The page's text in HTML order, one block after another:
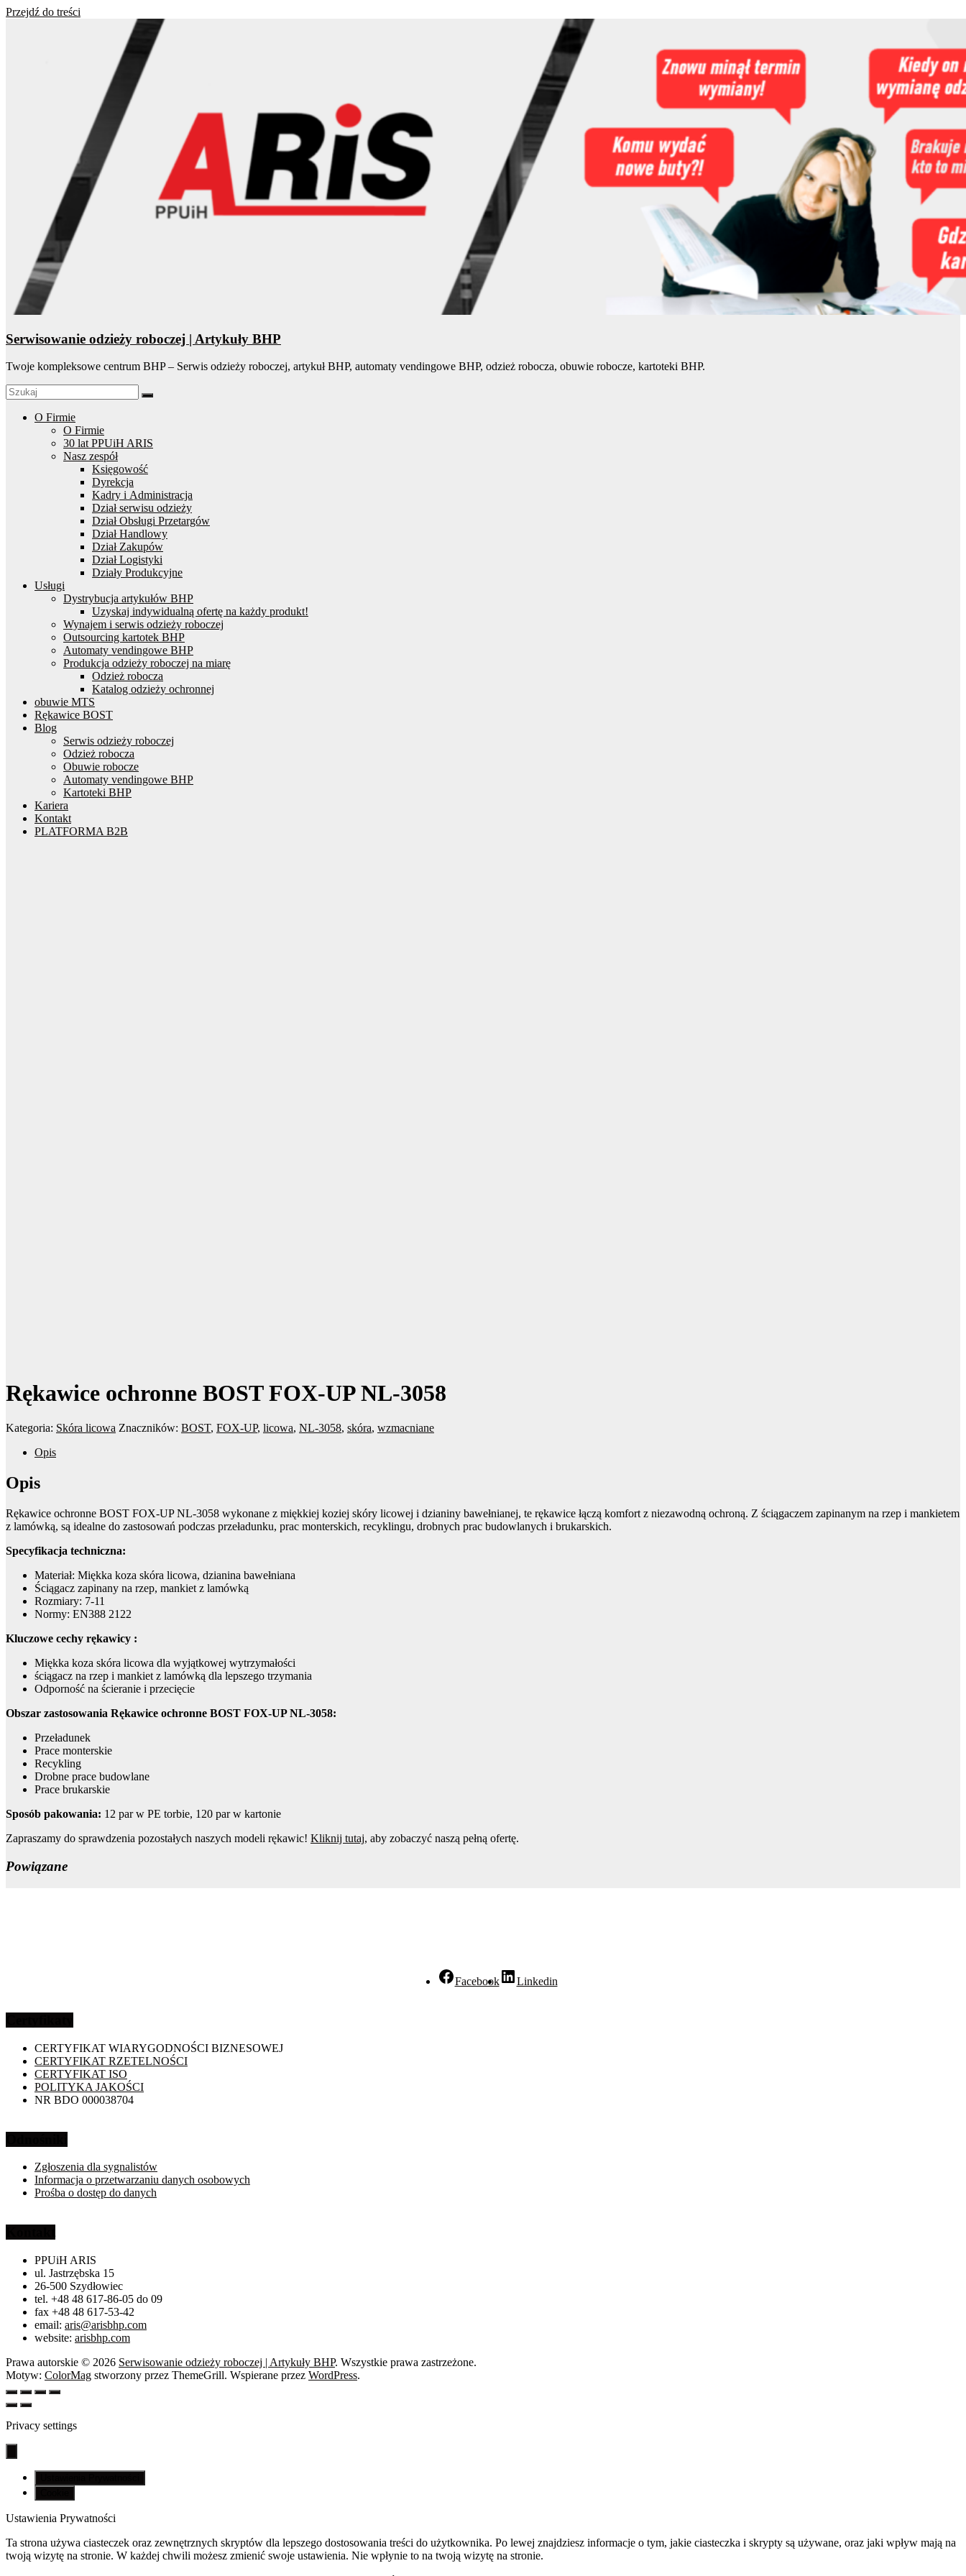
Przejdź do treści
Serwisowanie odzieży roboczej | Artykuły BHP
Twoje kompleksowe centrum BHP – Serwis odzieży roboczej, artykuł BHP, automaty vendingowe BHP, odzież robocza, obuwie robocze, kartoteki BHP.
O Firmie
O Firmie
30 lat PPUiH ARIS
Nasz zespół
Księgowość
Dyrekcja
Kadry i Administracja
Dział serwisu odzieży
Dział Obsługi Przetargów
Dział Handlowy
Dział Zakupów
Dział Logistyki
Działy Produkcyjne
Usługi
Dystrybucja artykułów BHP
Uzyskaj indywidualną ofertę na każdy produkt!
Wynajem i serwis odzieży roboczej
Outsourcing kartotek BHP
Automaty vendingowe BHP
Produkcja odzieży roboczej na miarę
Odzież robocza
Katalog odzieży ochronnej
obuwie MTS
Rękawice BOST
Blog
Serwis odzieży roboczej
Odzież robocza
Obuwie robocze
Automaty vendingowe BHP
Kartoteki BHP
Kariera
Kontakt
PLATFORMA B2B
Rękawice ochronne BOST FOX-UP NL-3058
Kategoria: Skóra licowa Znaczników: BOST, FOX-UP, licowa, NL-3058, skóra, wzmacniane
Opis
Opis
Rękawice ochronne BOST FOX-UP NL-3058 wykonane z miękkiej koziej skóry licowej i dzianiny bawełnianej, te rękawice łączą komfort z niezawodną ochroną. Z ściągaczem zapinanym na rzep i mankietem
z lamówką, są idealne do zastosowań podczas przeładunku, prac monterskich, recyklingu, drobnych prac budowlanych i brukarskich.
Specyfikacja techniczna:
Materiał: Miękka koza skóra licowa, dzianina bawełniana
Ściągacz zapinany na rzep, mankiet z lamówką
Rozmiary: 7-11
Normy: EN388 2122
Kluczowe cechy rękawicy :
Miękka koza skóra licowa dla wyjątkowej wytrzymałości
ściągacz na rzep i mankiet z lamówką dla lepszego trzymania
Odporność na ścieranie i przecięcie
Obszar zastosowania Rękawice ochronne BOST FOX-UP NL-3058:
Przeładunek
Prace monterskie
Recykling
Drobne prace budowlane
Prace brukarskie
Sposób pakowania: 12 par w PE torbie, 120 par w kartonie
Zapraszamy do sprawdzenia pozostałych naszych modeli rękawic! Kliknij tutaj, aby zobaczyć naszą pełną ofertę.
Powiązane
Facebook Linkedin
CERTYFIKAT WIARYGODNOŚCI BIZNESOWEJ
CERTYFIKAT RZETELNOŚCI
CERTYFIKAT ISO
POLITYKA JAKOŚCI
NR BDO 000038704
Zgłoszenia dla sygnalistów
Informacja o przetwarzaniu danych osobowych
Prośba o dostęp do danych
PPUiH ARIS
ul. Jastrzębska 15
26-500 Szydłowiec
tel. +48 48 617-86-05 do 09
fax +48 48 617-53-42
email: aris@arisbhp.com
website: arisbhp.com
Prawa autorskie © 2026 Serwisowanie odzieży roboczej | Artykuły BHP. Wszystkie prawa zastrzeżone.
Motyw: ColorMag stworzony przez ThemeGrill. Wspierane przez WordPress.
Privacy settings
Ustawienia Prywatności
Ta strona używa ciasteczek oraz zewnętrznych skryptów dla lepszego dostosowania treści do użytkownika. Po lewej znajdziesz informacje o tym, jakie ciasteczka i skrypty są używane, oraz jaki wpływ mają na
twoją wizytę na stronie. W każdej chwili możesz zmienić swoje ustawienia. Nie wpłynie to na twoją wizytę na stronie.